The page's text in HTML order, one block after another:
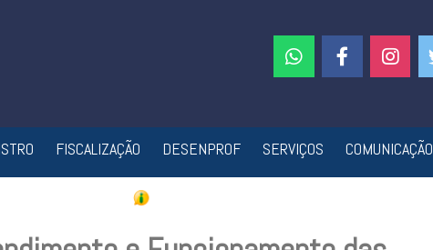
FISCALIZAÇÃO DESENPROF SERVIÇOS COMUNICAÇÃO